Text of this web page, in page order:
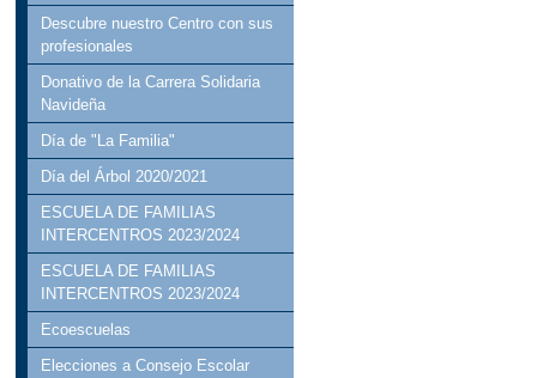
Descubre nuestro Centro con sus
profesionales
Donativo de la Carrera Solidaria
Navideña
Día de "La Familia"
Día del Árbol 2020/2021
ESCUELA DE FAMILIAS
INTERCENTROS 2023/2024
ESCUELA DE FAMILIAS
INTERCENTROS 2023/2024
Ecoescuelas
Elecciones a Consejo Escolar